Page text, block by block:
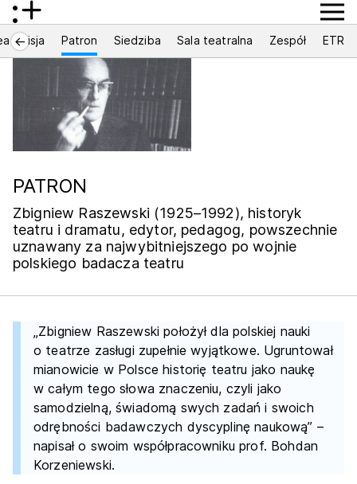
i misja Patron Siedziba Sala teatralna Zespół ETR
←
PATRON
Zbigniew Raszewski (1925–1992), historyk
teatru i dramatu, edytor, pedagog, powszechnie
uznawany za najwybitniejszego po wojnie
polskiego badacza teatru
„Zbigniew Raszewski położył dla polskiej nauki
o teatrze zasługi zupełnie wyjątkowe. Ugruntował
mianowicie w Polsce historię teatru jako naukę
w całym tego słowa znaczeniu, czyli jako
samodzielną, świadomą swych zadań i swoich
odrębności badawczych dyscyplinę naukową” –
napisał o swoim współpracowniku prof. Bohdan
Korzeniewski.